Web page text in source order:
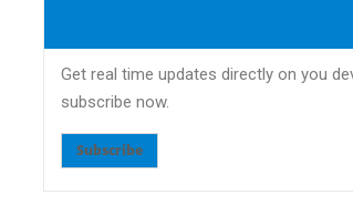
Get real time updates directly on you
subscribe now.
Subscribe